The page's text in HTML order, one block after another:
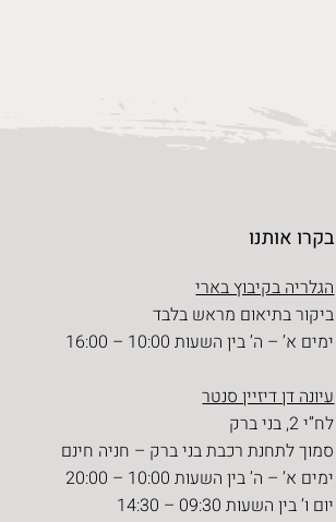
בקרו אותנו
הגלריה בקיבוץ בארי
ביקור בתיאום מראש בלבד
ימים א’ – ה’ בין השעות 10:00 – 16:00
עיונה דן דיזיין סנטר
לח”י 2, בני ברק
סמוך לתחנת רכבת בני ברק – חניה חינם
ימים א’ – ה’ בין השעות 10:00 – 20:00
יום ו’ בין השעות 09:30 – 14:30